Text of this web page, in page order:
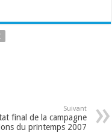
Suivant
final de la campagne
du printemps 2007